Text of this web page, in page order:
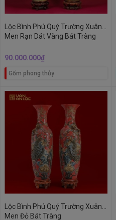
Lộc Bình Phú Quý Trường Xuân
Men Rạn Dát Vàng Bát Tràng
90.000.000₫
Gốm phong thủy
Lộc Bình Phú Quý Trường Xuân
Men Đỏ Bát Tràng